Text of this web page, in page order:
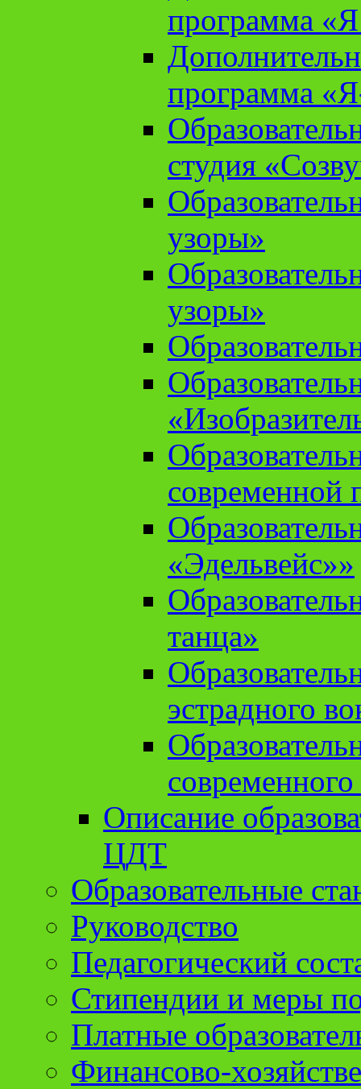
программа «Я
программа
студия
узоры»
узоры»
современной
«Эдельвейс»»
танца»
эстрадного
Описание
ЦДТ
Образовательные
Руководство
Педагогический
Стипендии и меры
Платные
Финансово-